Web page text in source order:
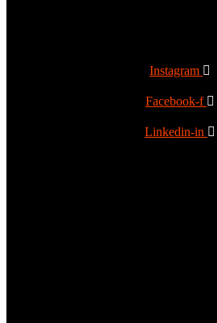
Instagram
Facebook-f
Linkedin-in